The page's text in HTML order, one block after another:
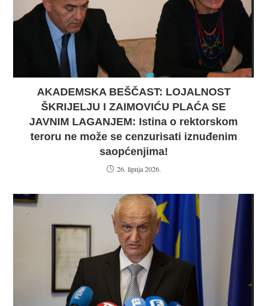
AKADEMSKA BEŠČAST: LOJALNOST
ŠKRIJELJU I ZAIMOVIĆU PLAĆA SE
JAVNIM LAGANJEM: Istina o rektorskom
teroru ne može se cenzurisati iznuđenim
saopćenjima!
26. lipnja 2026.